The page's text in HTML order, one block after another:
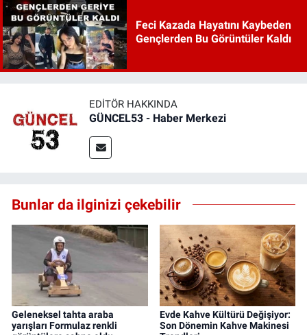
Feci Kazada Hayatını Kaybeden
Gençlerden Bu Görüntüler Kaldı
EDITÖR HAKKINDA
GÜNCEL53 - Haber Merkezi
Bunlar da ilginizi çekebilir
Geleneksel tahta araba
yarışları Formulaz renkli
Evde Kahve Kültürü Değişiyor:
Son Dönemin Kahve Makinesi